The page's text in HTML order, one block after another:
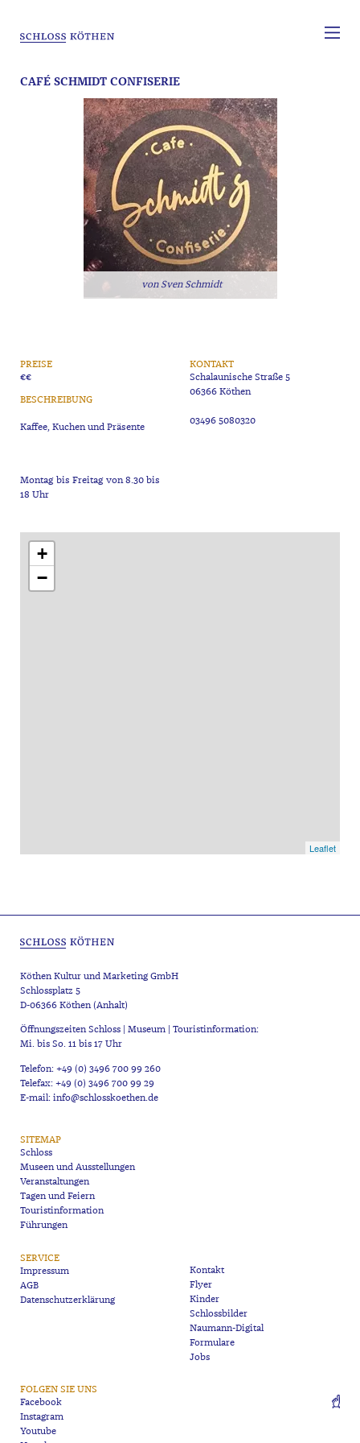
CAFÉ SCHMIDT CONFISERIE
Sven Schmidt
PREISE
€€
BESCHREIBUNG
Kaffee, Kuchen und Präsente
Montag bis Freitag von 8.30 bis
18 Uhr
KONTAKT
Schalaunische Straße 5
06366 Köthen
03496 5080320
+
−
Leaflet
Köthen Kultur und Marketing GmbH
Schlossplatz 5
D-06366 Köthen (Anhalt)
Öffnungszeiten Schloss | Museum | Touristinformation:
Mi. bis So. 11 bis 17 Uhr
Telefon: +49 (0) 3496 700 99 260
Telefax: +49 (0) 3496 700 99 29
E-mail: info@schlosskoethen.de
SITEMAP
Schloss
Museen und Ausstellungen
Veranstaltungen
Tagen und Feiern
Touristinformation
Führungen
SERVICE
Impressum
AGB
Datenschutzerklärung
Kontakt
Flyer
Kinder
Schlossbilder
Naumann-Digital
Formulare
Jobs
FOLGEN SIE UNS
Facebook
Instagram
Youtube